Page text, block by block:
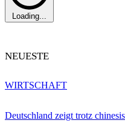
Loading...
NEUESTE
Deutschland zeigt trotz
WIRTSCHAFT